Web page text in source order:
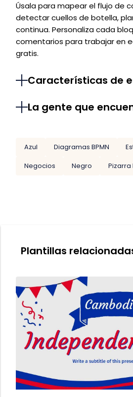
Úsala para mapear el flujo de
detectar cuellos de botella,
continua. Personaliza cada
comentarios para trabajar en
gratis.
Características de
La gente que
Azul Diagramas BPMN
Negocios
Negro
Plantillas